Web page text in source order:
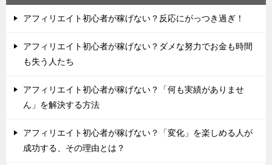
アフィリエイト初心者が稼げない？反応にがっつき過ぎ！
アフィリエイト初心者が稼げない？ダメな努力でお金も時間
も失う人たち
アフィリエイト初心者が稼げない？「何も実績がありませ
ん」を解決する方法
アフィリエイト初心者が稼げない？「変化」を楽しめる人が
成功する、その理由とは？